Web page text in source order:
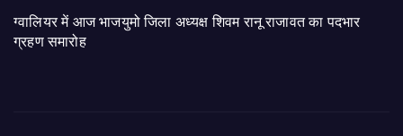
ग्वालियर में आज भाजयुमो जिला अध्यक्ष शिवम रानू राजावत का पदभार
ग्रहण समारोह